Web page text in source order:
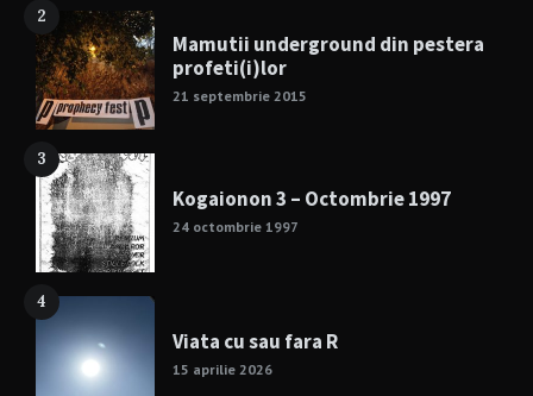
2
Mamutii underground din pestera
profeti(i)lor
21 septembrie 2015
3
Kogaionon 3 – Octombrie 1997
24 octombrie 1997
4
Viata cu sau fara R
15 aprilie 2026